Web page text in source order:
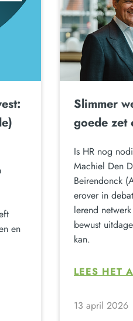
en
Slimmer
goede zet
Is HR nog
Machiel Den
Beirendonck
erover in
lerend
bewust
kan.
LEES HET
13 april 2026